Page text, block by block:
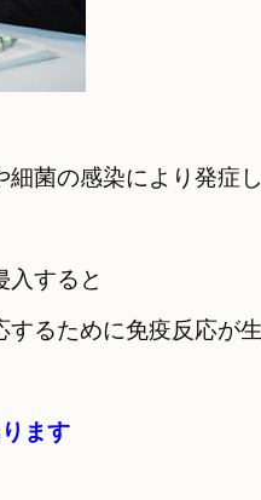
細菌の感染により発症
入すると
するために免疫反応が
ます